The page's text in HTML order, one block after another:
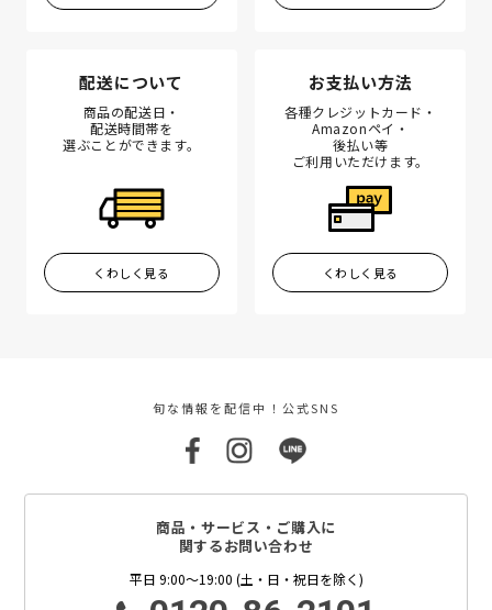
配送について
商品の配送日・
配送時間帯を
選ぶことができます。
くわしく見る
お支払い方法
各種クレジットカード・
Amazonペイ・
後払い等
ご利用いただけます。
くわしく見る
旬な情報を配信中！公式SNS
商品・サービス・ご購入に
関するお問い合わせ
平日 9:00～19:00 (土・日・祝日を除く)